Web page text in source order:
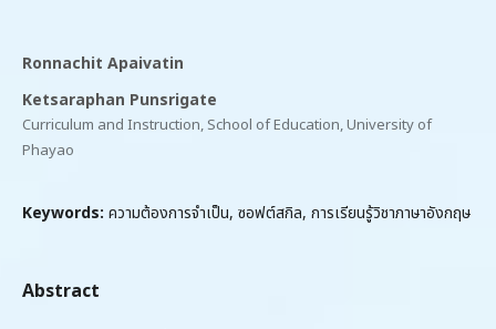
Ronnachit Apaivatin
Ketsaraphan Punsrigate
Curriculum and Instruction, School of Education, University of
Phayao
Keywords: ความต้องการจำเป็น, ซอฟต์สกิล, การเรียนรู้วิชาภาษาอังกฤษ
Abstract